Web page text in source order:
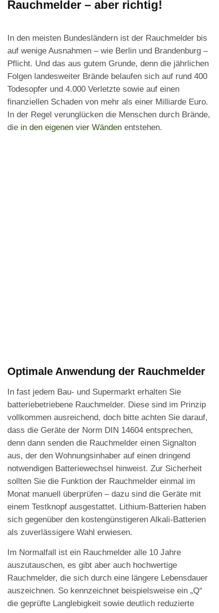
Rauchmelder – aber richtig!
In den meisten Bundesländern ist der Rauchmelder bis
auf wenige Ausnahmen – wie Berlin und Brandenburg –
Pflicht. Und das aus gutem Grunde, denn die jährlichen
Folgen landesweiter Brände belaufen sich auf rund 400
Todesopfer und 4.000 Verletzte sowie auf einen
finanziellen Schaden von mehr als einer Milliarde Euro.
In der Regel verunglücken die Menschen durch Brände,
die in den eigenen vier Wänden entstehen.
Optimale Anwendung der Rauchmelder
In fast jedem Bau- und Supermarkt erhalten Sie
batteriebetriebene Rauchmelder. Diese sind im Prinzip
vollkommen ausreichend, doch bitte achten Sie darauf,
dass die Geräte der Norm DIN 14604 entsprechen,
denn dann senden die Rauchmelder einen Signalton
aus, der den Wohnungsinhaber auf einen dringend
notwendigen Batteriewechsel hinweist. Zur Sicherheit
sollten Sie die Funktion der Rauchmelder einmal im
Monat manuell überprüfen – dazu sind die Geräte mit
einem Testknopf ausgestattet. Lithium-Batterien haben
sich gegenüber den kostengünstigeren Alkali-Batterien
als zuverlässigere Wahl erwiesen.
Im Normalfall ist ein Rauchmelder alle 10 Jahre
auszutauschen, es gibt aber auch hochwertige
Rauchmelder, die sich durch eine längere Lebensdauer
auszeichnen. So kennzeichnet beispielsweise ein „Q“
die geprüfte Langlebigkeit sowie deutlich reduzierte